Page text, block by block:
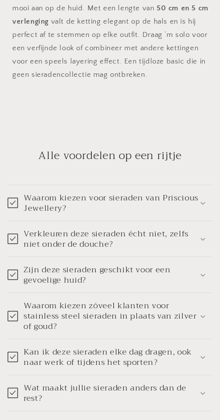
mooi aan op de huid. Met een lengte van50 cm en 5 cm
verlenging valt de ketting elegant op de hals en is hij
perfect af te stemmen op elke outfit. Draag ‘m solo voor
een verfijnde look of combineer met andere kettingen
voor een speels layering effect. Een tijdloze basic die in
geen sieradencollectie mag ontbreken.
Alle voordelen op een rijtje
Waarom kiezen voor sieraden van Priscious
Jewellery?
Verkleuren deze sieraden écht niet, zelfs
niet onder de douche?
Zijn deze sieraden geschikt voor een
gevoelige huid?
Waarom kiezen zóveel klanten voor
stainless steel sieraden in plaats van zilver
of goud?
Kan ik deze sieraden elke dag dragen, ook
naar werk of tijdens het sporten?
Wat maakt jullie sieraden anders dan de
rest?